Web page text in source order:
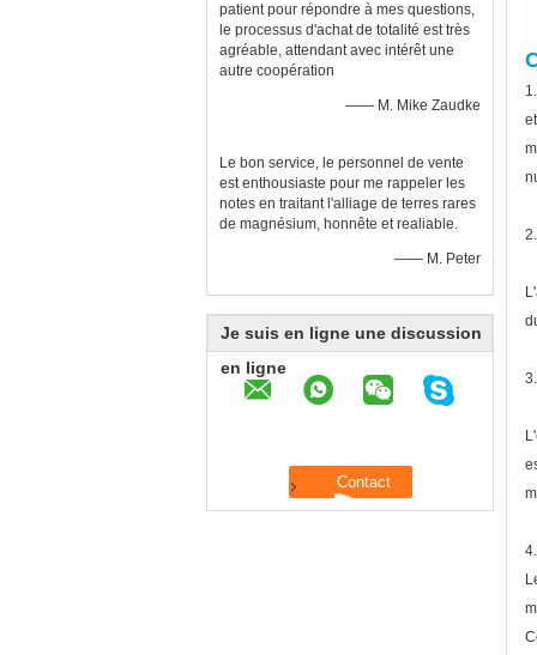
patient pour répondre à mes questions,
le processus d'achat de totalité est très
agréable, attendant avec intérêt une
autre coopération
—— M. Mike Zaudke
Le bon service, le personnel de vente
est enthousiaste pour me rappeler les
notes en traitant l'alliage de terres rares
de magnésium, honnête et realiable.
—— M. Peter
Je suis en ligne une discussion
en ligne